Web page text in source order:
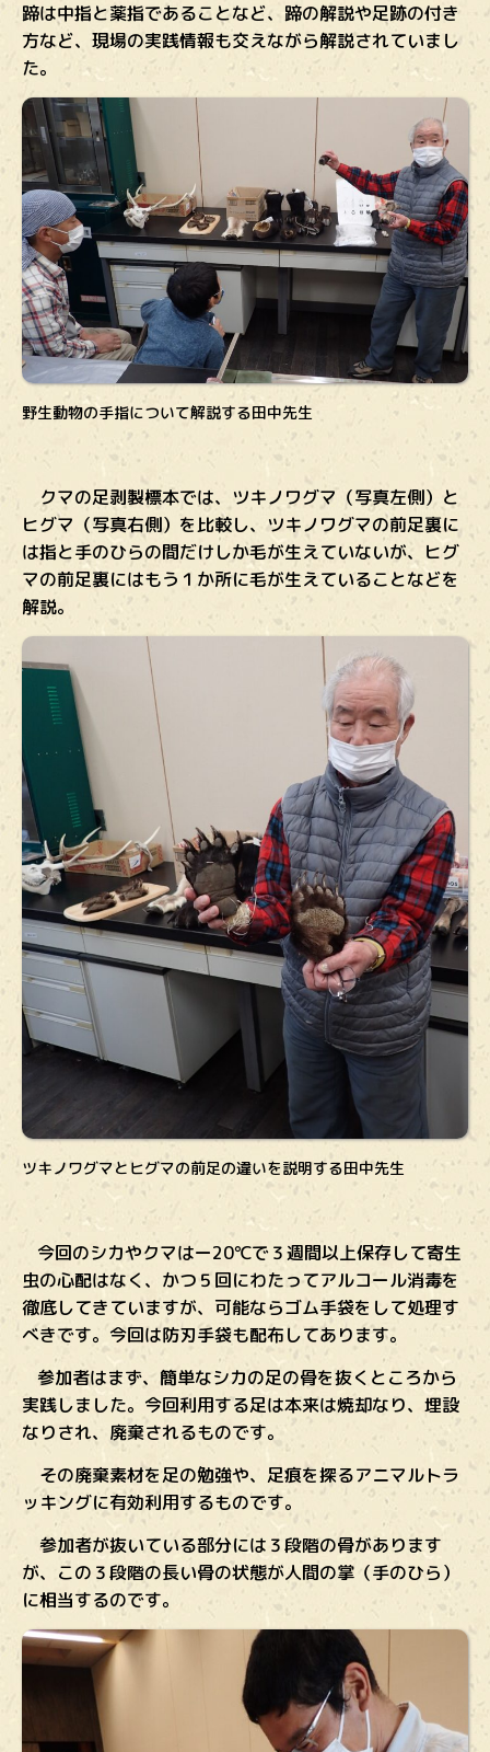
蹄は中指と薬指であることなど、蹄の解説や足跡の付き
方など、現場の実践情報も交えながら解説されていまし
た。
野生動物の手指について解説する田中先生
クマの足剥製標本では、ツキノワグマ（写真左側）と
ヒグマ（写真右側）を比較し、ツキノワグマの前足裏に
は指と手のひらの間だけしか毛が生えていないが、ヒグ
マの前足裏にはもう１か所に毛が生えていることなどを
解説。
ツキノワグマとヒグマの前足の違いを説明する田中先生
今回のシカやクマはー20℃で３週間以上保存して寄生
虫の心配はなく、かつ５回にわたってアルコール消毒を
徹底してきていますが、可能ならゴム手袋をして処理す
べきです。今回は防刃手袋も配布してあります。
参加者はまず、簡単なシカの足の骨を抜くところから
実践しました。今回利用する足は本来は焼却なり、埋設
なりされ、廃棄されるものです。
その廃棄素材を足の勉強や、足痕を探るアニマルトラ
ッキングに有効利用するものです。
参加者が抜いている部分には３段階の骨があります
が、この３段階の長い骨の状態が人間の掌（手のひら）
に相当するのです。